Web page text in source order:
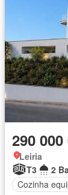
290 000
Leiria
T3
2
Cozinha